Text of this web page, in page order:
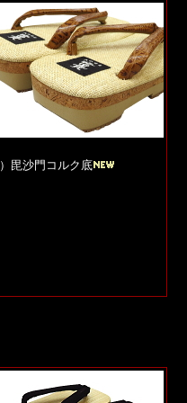
毘沙門コルク底